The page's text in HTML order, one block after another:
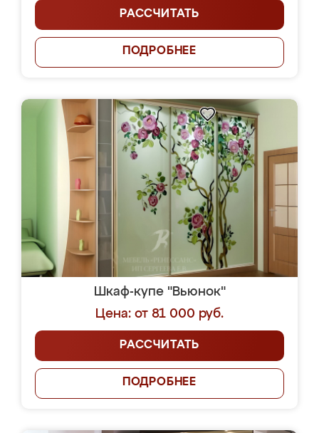
РАССЧИТАТЬ
ПОДРОБНЕЕ
Шкаф-купе "Вьюнок"
Цена: от 81 000 руб.
РАССЧИТАТЬ
ПОДРОБНЕЕ